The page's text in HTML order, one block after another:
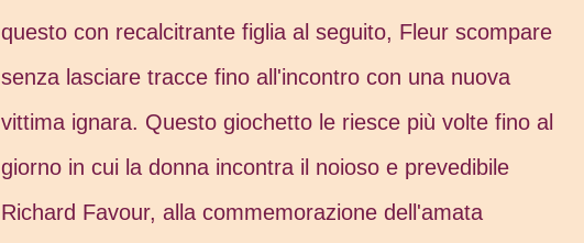
questo con recalcitrante figlia al seguito, Fleur scompare
senza lasciare tracce fino all'incontro con una nuova
vittima ignara. Questo giochetto le riesce più volte fino al
giorno in cui la donna incontra il noioso e prevedibile
Richard Favour, alla commemorazione dell'amata